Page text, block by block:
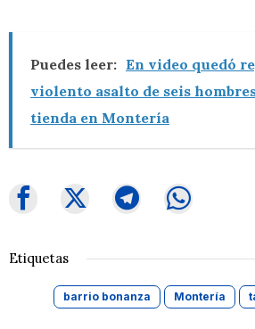
Puedes leer: En video quedó
violento asalto de seis
tienda en Montería
Etiquetas
barrio bonanza Montería